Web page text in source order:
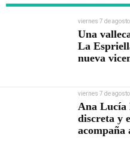
viernes 7 de
Una
La
nueva
viernes 7 de
Ana Lucía
discreta y
acompaña